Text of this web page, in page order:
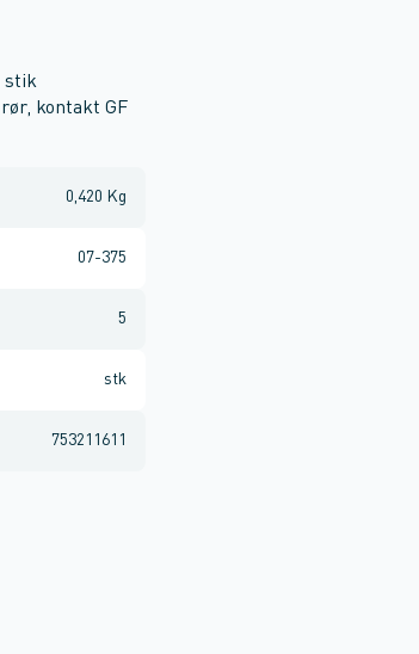
stik
kontakt GF
0,420 Kg
07-375
5
stk
753211611